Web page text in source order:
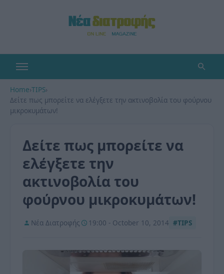
Home›TIPS›
Δείτε πως μπορείτε να ελέγξετε την ακτινοβολία του φούρνου
μικροκυμάτων!
Δείτε πως μπορείτε να
ελέγξετε την
ακτινοβολία του
φούρνου μικροκυμάτων!
Νέα Διατροφής 19:00 - October 10, 2014 #TIPS